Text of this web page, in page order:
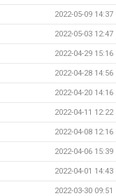
2022-05-09 14:37
2022-05-03 12:47
2022-04-29 15:16
2022-04-28 14:56
2022-04-20 14:16
2022-04-11 12:22
2022-04-08 12:16
2022-04-06 15:39
2022-04-01 14:43
2022-03-30 09:51